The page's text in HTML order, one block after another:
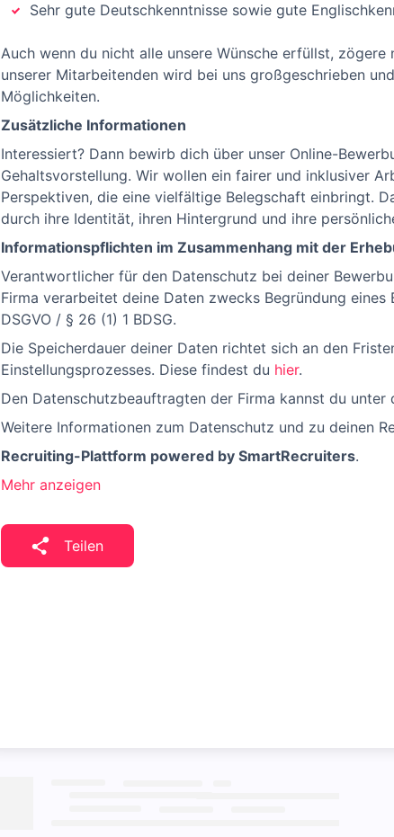
Sehr gute Deutschkenntnisse sowie gute
Auch wenn du nicht alle unsere Wünsche erfüllst, zögere
unserer Mitarbeitenden wird bei uns großgeschrieben
Möglichkeiten.
Zusätzliche Informationen
Interessiert? Dann bewirb dich über unser Online-
Gehaltsvorstellung. Wir wollen ein fairer und inklusiver
Perspektiven, die eine vielfältige Belegschaft einbringt.
durch ihre Identität, ihren Hintergrund und ihre
Informationspflichten im Zusammenhang mit der
Verantwortlicher für den Datenschutz bei deiner
Firma verarbeitet deine Daten zwecks Begründung
DSGVO / § 26 (1) 1 BDSG.
Die Speicherdauer deiner Daten richtet sich an den
Einstellungsprozesses. Diese findest du hier.
Den Datenschutzbeauftragten der Firma kannst du unter
Weitere Informationen zum Datenschutz und zu deinen
Recruiting-Plattform powered by SmartRecruiters.
Mehr anzeigen
Teilen